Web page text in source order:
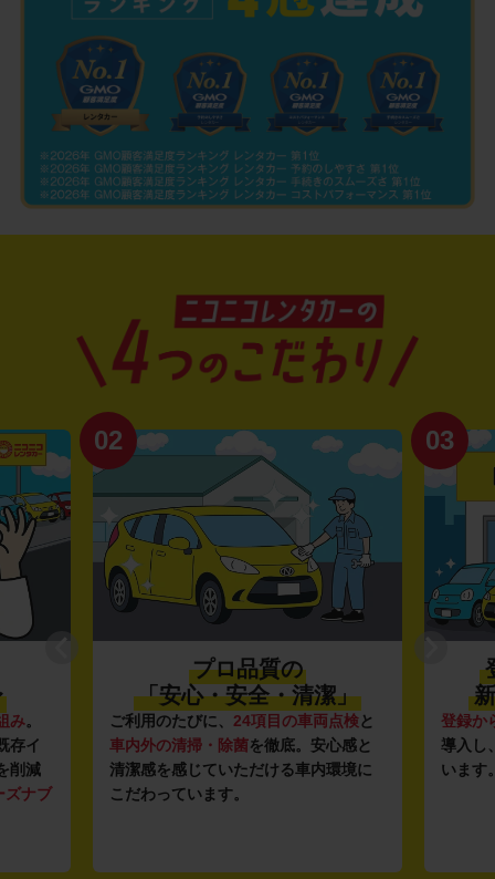
み。
存イ
削減
ズナブ
02
プロ品質の
「安心・安全・清潔」
ご利用のたびに、 24項目の車両点検と
車内外の清掃・除菌を徹底。安心感と
清潔感を感じていただける車内環境に
こだわっています。
03
登録か
導入し
います